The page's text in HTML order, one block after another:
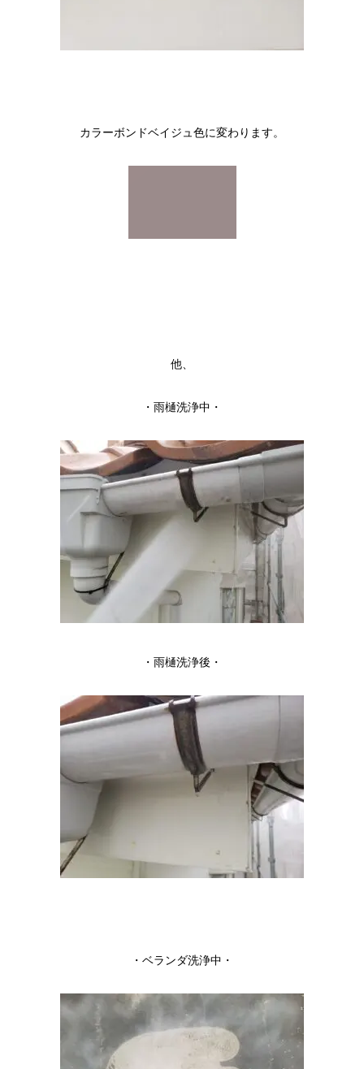
カラーボンドベイジュ色に変わります。
他、
・雨樋洗浄中・
・雨樋洗浄後・
・ベランダ洗浄中・